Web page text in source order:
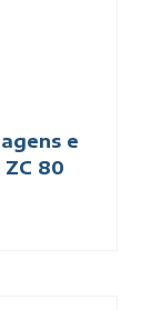
e
ZC 80